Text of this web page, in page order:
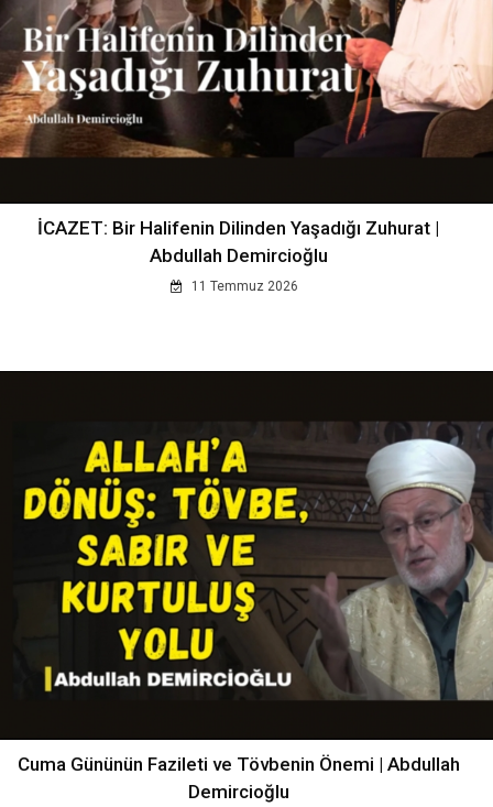
İCAZET: Bir Halifenin Dilinden Yaşadığı Zuhurat |
Abdullah Demircioğlu
11 Temmuz 2026
Cuma Gününün Fazileti ve Tövbenin Önemi | Abdullah
Demircioğlu